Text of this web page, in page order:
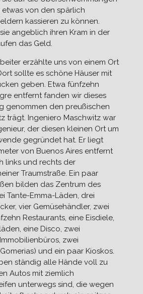
von den spärlich
kassieren zu können.
angeblich ihren Kram in der
das Geld.
erzählte uns von einem Ort
sollte es schöne Häuser mit
geben. Etwa fünfzehn
entfernt fanden wir dieses
genommen den preußischen
trägt. Ingeniero Maschwitz war
der diesen kleinen Ort um
gegründet hat. Er liegt
von Buenos Aires entfernt
links und rechts der
Traumstraße. Ein paar
bilden das Zentrum des
Tante-Emma-Läden, drei
vier Gemüsehändler, zwei
Restaurants, eine Eisdiele,
eine Disco, zwei
zwei
und ein paar Kioskos.
ständig alle Hände voll zu
Autos mit ziemlich
unterwegs sind, die wegen